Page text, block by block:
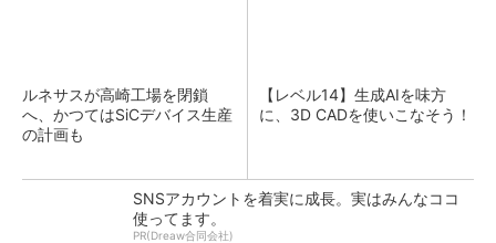
ルネサスが高崎工場を閉鎖
へ、かつてはSiCデバイス生産
の計画も
【レベル14】生成AIを味方
に、3D CADを使いこなそう！
SNSアカウントを着実に成長。実はみんなココ
使ってます。
PR(Dreaw合同会社)